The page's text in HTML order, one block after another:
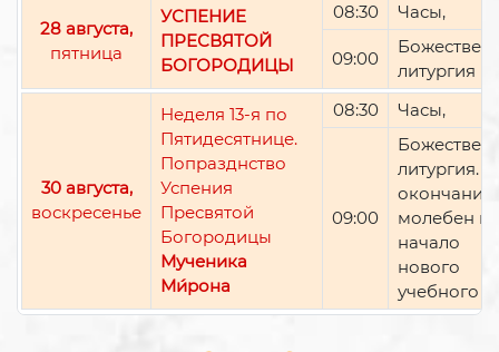
28 августа,
пятница
УСПЕНИЕ
ПРЕСВЯТОЙ
БОГОРОДИЦЫ
08:30 Часы,
09:00
литургия
30 августа,
воскресенье
Неделя 13-я по
Пятидесятнице.
Попразднство
Успения
Пресвятой
Богородицы
Мученика
Ми́рона
08:30 Часы,
09:00
литургия.
окончании
молебен
начало
нового
учебного